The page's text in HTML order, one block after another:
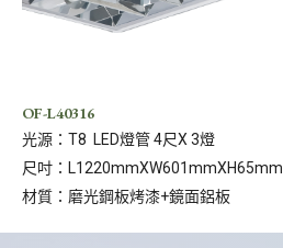
OF-L40316
光源：T8 LED燈管 4尺X 3燈
尺吋：L1220mmXW601mmXH65mm
材質：磨光鋼板烤漆+鏡面鋁板